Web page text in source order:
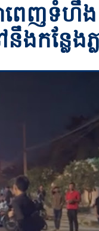
ពេញទំហឹ
ងកន្លែងភ្